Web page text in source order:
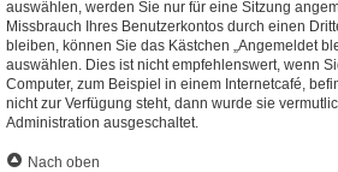
auswählen, werden Sie nur für eine Sitzung
Missbrauch Ihres Benutzerkontos durch einen
bleiben, können Sie das Kästchen „Angemeldet
auswählen. Dies ist nicht empfehlenswert, wenn
Computer, zum Beispiel in einem Internetcafé,
nicht zur Verfügung steht, dann wurde sie
Administration ausgeschaltet.
Nach oben